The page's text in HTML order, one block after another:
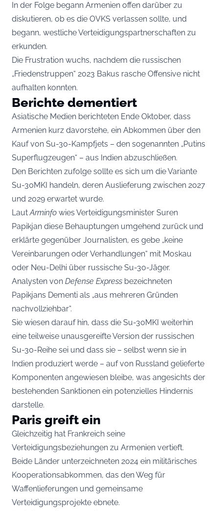
In der Folge begann Armenien offen darüber zu
diskutieren, ob es die OVKS verlassen sollte, und
begann, westliche Verteidigungspartnerschaften zu
erkunden.
Die Frustration wuchs, nachdem die russischen
„Friedenstruppen“ 2023 Bakus rasche Offensive nicht
aufhalten konnten.
Berichte dementiert
Asiatische Medien berichteten Ende Oktober, dass
Armenien kurz davorstehe, ein Abkommen über den
Kauf von Su-30-Kampfjets – den sogenannten „Putins
Superflugzeugen“ – aus Indien abzuschließen.
Den Berichten zufolge sollte es sich um die Variante
Su-30MKI handeln, deren Auslieferung zwischen 2027
und 2029 erwartet wurde.
LautArminfo wies Verteidigungsminister Suren
Papikjan diese Behauptungen umgehend zurück und
erklärte gegenüber Journalisten, es gebe „keine
Vereinbarungen oder Verhandlungen“ mit Moskau
oder Neu-Delhi über russische Su-30-Jäger.
Analysten von Defense Express bezeichneten
Papikjans Dementi als „aus mehreren Gründen
nachvollziehbar“.
Sie wiesen darauf hin, dass die Su-30MKI weiterhin
eine teilweise unausgereifte Version der russischen
Su-30-Reihe sei und dass sie – selbst wenn sie in
Indien produziert werde – auf von Russland gelieferte
Komponenten angewiesen bleibe, was angesichts der
bestehenden Sanktionen ein potenzielles Hindernis
darstelle.
Paris greift ein
Gleichzeitig hat Frankreich seine
Verteidigungsbeziehungen zu Armenien vertieft.
Beide Länder unterzeichneten 2024 ein militärisches
Kooperationsabkommen, das den Weg für
Waffenlieferungen und gemeinsame
Verteidigungsprojekte ebnete.